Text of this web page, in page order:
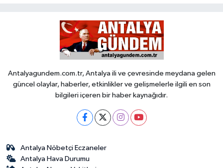
Antalyagundem.com.tr, Antalya ili ve çevresinde meydana gelen
güncel olaylar, haberler, etkinlikler ve gelişmelerle ilgili en son
bilgileri içeren bir haber kaynağıdır.
Antalya Nöbetçi Eczaneler
Antalya Hava Durumu